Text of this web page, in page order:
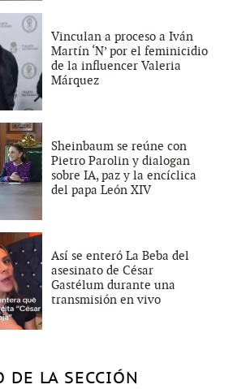
Vinculan a proceso a Iván
Martín ‘N’ por el feminicidio
de la influencer Valeria
Márquez
Sheinbaum se reúne con
Pietro Parolin y dialogan
sobre IA, paz y la encíclica
del papa León XIV
Así se enteró La Beba del
asesinato de César
Gastélum durante una
transmisión en vivo
DE LA SECCIÓN